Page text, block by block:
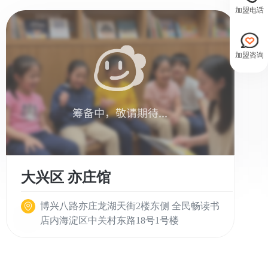
加盟电话
加盟咨询
大兴区 亦庄馆
博兴八路亦庄龙湖天街2楼东侧 全民畅读书
店内海淀区中关村东路18号1号楼